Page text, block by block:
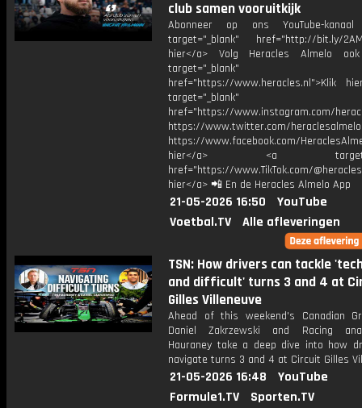
club samen vooruitkijk
Abonneer op ons YouTube-
target="_blank" href="http://bit.ly/
hier</a> Volg Heracles Almelo
target="_blank"
href="https://www.heracles.nl">Klik
target="_blank"
href="https://www.instagram.com/
https://www.twitter.com/heraclesalmelo
https://www.facebook.com/
hier</a> <a
href="https://www.TikTok.com/
hier</a> 📲 En de Heracles Almelo App
21-05-2026 16:50
YouTube
Voetbal.TV
Alle afleveringen
TSN: How drivers can tackle
and difficult' turns 3 and 4 at
Gilles Villeneuve
Ahead of this weekend's Canadian
Daniel Zakrzewski and Racing
Hauraney take a deep dive into how
navigate turns 3 and 4 at Circuit Gilles
21-05-2026 16:48
YouTube
Formule1.TV
Sporten.TV